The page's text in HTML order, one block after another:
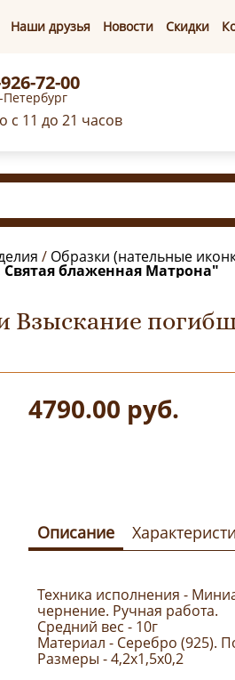
Наши друзья Новости Скидки
72-00
с 11 до 21 часов
/ Образки (нательные
блаженная Матрона"
4790.00 руб.
Описание
Техника исполнения -
чернение. Ручная работа.
Средний вес - 10г
Материал - Серебро (925).
Размеры - 4,2х1,5х0,2